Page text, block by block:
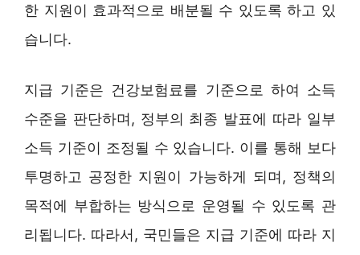
한 지원이 효과적으로 배분될 수 있도록 하고 있
습니다.
지급 기준은 건강보험료를 기준으로 하여 소득
수준을 판단하며, 정부의 최종 발표에 따라 일부
소득 기준이 조정될 수 있습니다. 이를 통해 보다
투명하고 공정한 지원이 가능하게 되며, 정책의
목적에 부합하는 방식으로 운영될 수 있도록 관
리됩니다. 따라서, 국민들은 지급 기준에 따라 지